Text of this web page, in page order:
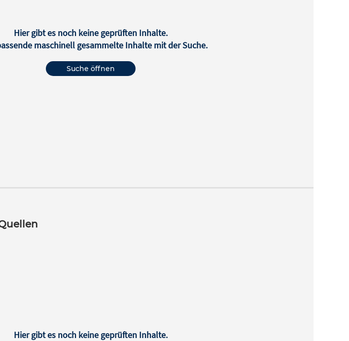
Hier gibt es noch keine geprüften Inhalte.
maschinell gesammelte Inhalte mit der Suche.
Suche öffnen
Hier gibt es noch keine geprüften Inhalte.